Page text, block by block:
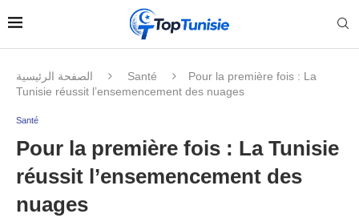
الصفحة الرئيسية Santé
Pour la première fois : La
Tunisie réussit l’ensemencement des nuages
Santé
Pour la première fois : La Tunisie
réussit l’ensemencement des
nuages